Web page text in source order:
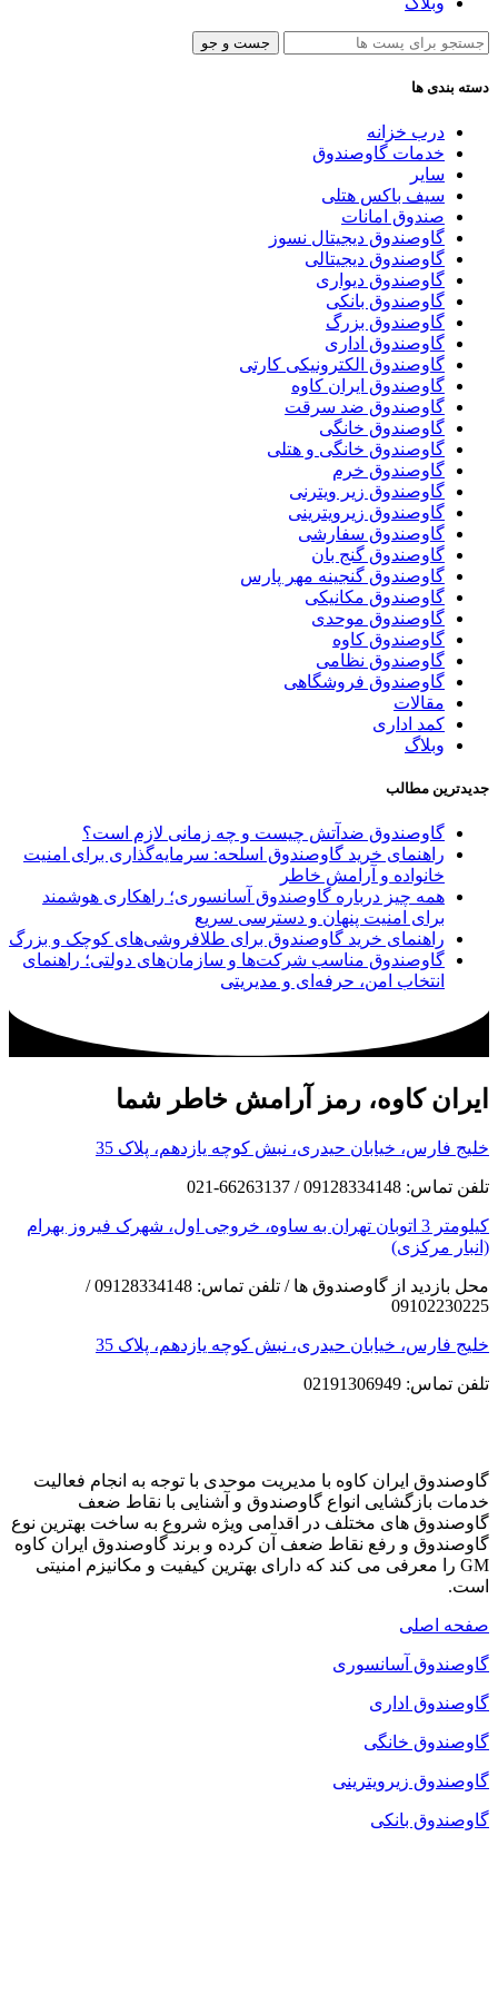
جست و جو
دسته بندی ها
درب خزانه
خدمات گاوصندوق
سایر
سیف باکس هتلی
صندوق امانات
گاوصندوق دیجیتال نسوز
گاوصندوق دیجیتالی
گاوصندوق دیواری
گاوصندوق بانکی
گاوصندوق بزرگ
گاوصندوق اداری
گاوصندوق الکترونیکی کارتی
گاوصندوق ایران کاوه
گاوصندوق ضد سرقت
گاوصندوق خانگی
گاوصندوق خانگی و هتلی
گاوصندوق خرم
گاوصندوق زیر ویترنی
گاوصندوق زیرویترینی
گاوصندوق سفارشی
گاوصندوق گنج بان
گاوصندوق گنجینه مهر پارس
گاوصندوق مکانیکی
گاوصندوق موحدی
گاوصندوق کاوه
گاوصندوق نظامی
گاوصندوق فروشگاهی
مقالات
کمد اداری
وبلاگ
جدیدترین مطالب
گاوصندوق ضدآتش چیست و چه زمانی لازم است؟
راهنمای خرید گاوصندوق اسلحه: سرمایه‌گذاری برای امنیت
خانواده و آرامش خاطر
همه چیز درباره گاوصندوق آسانسوری؛ راهکاری هوشمند
برای امنیت پنهان و دسترسی سریع
راهنمای خرید گاوصندوق برای طلافروشی‌های کوچک و بزرگ
گاوصندوق مناسب شرکت‌ها و سازمان‌های دولتی؛ راهنمای
انتخاب امن، حرفه‌ای و مدیریتی
ایران کاوه، رمز آرامش خاطر شما
خلیج فارس، خیابان حیدری، نبش کوچه یازدهم، پلاک 35
تلفن تماس: 09128334148 / 66263137-021
کیلومتر 3 اتوبان تهران به ساوه، خروجی اول، شهرک فیروز بهرام
(انبار مرکزی)
محل بازدید از گاوصندوق ها / تلفن تماس: 09128334148 /
09102230225
خلیج فارس، خیابان حیدری، نبش کوچه یازدهم، پلاک 35
تلفن تماس: 02191306949
گاوصندوق ایران کاوه با مدیریت موحدی با توجه به انجام فعالیت
خدمات بازگشایی انواع گاوصندوق و آشنایی با نقاط ضعف
گاوصندوق های مختلف در اقدامی ویژه شروع به ساخت بهترین نوع
گاوصندوق و رفع نقاط ضعف آن کرده و برند گاوصندوق ایران کاوه
GM را معرفی می کند که دارای بهترین کیفیت و مکانیزم امنیتی
است.
صفحه اصلی
گاوصندوق آسانسوری
گاوصندوق اداری
گاوصندوق خانگی
گاوصندوق زیرویترینی
گاوصندوق بانکی